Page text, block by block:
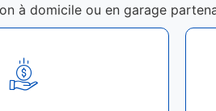
à domicile ou en garage